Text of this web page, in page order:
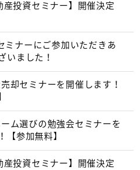
産投資セミナー】開催決定
ミナーにご参加いただきあ
いました！
却セミナーを開催します！
ム選びの勉強会セミナーを
【参加無料】
産投資セミナー】開催決定